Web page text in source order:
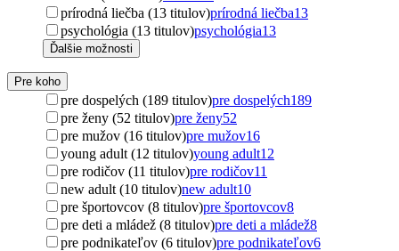
prírodná liečba (13 titulov)prírodná liečba13
psychológia (13 titulov)psychológia13
Ďalšie možnosti
Pre koho
pre dospelých (189 titulov)pre dospelých189
pre ženy (52 titulov)pre ženy52
pre mužov (16 titulov)pre mužov16
young adult (12 titulov)young adult12
pre rodičov (11 titulov)pre rodičov11
new adult (10 titulov)new adult10
pre športovcov (8 titulov)pre športovcov8
pre deti a mládež (8 titulov)pre deti a mládež8
pre podnikateľov (6 titulov)pre podnikateľov6